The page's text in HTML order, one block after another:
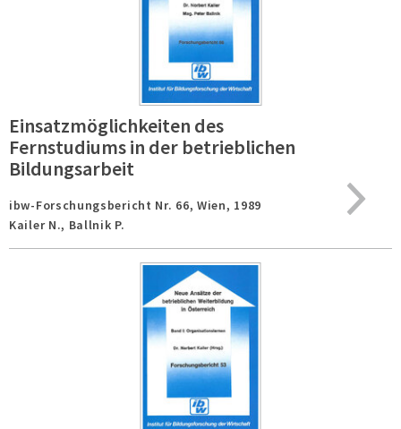
Einsatzmöglichkeiten des
Fernstudiums in der betrieblichen
Bildungsarbeit
ibw-Forschungsbericht Nr. 66, Wien, 1989
Kailer N., Ballnik P.